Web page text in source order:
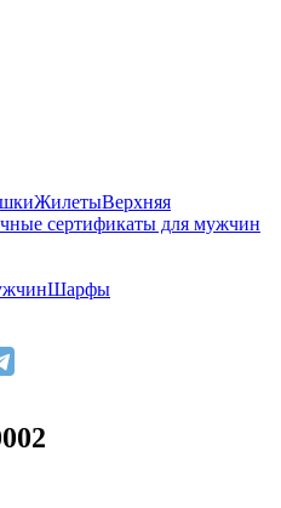
ЖилетыВерхняя
сертификаты для мужчин
Шарфы